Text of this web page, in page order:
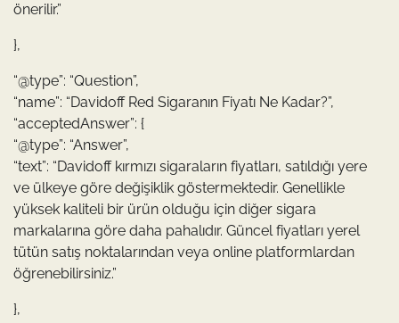
önerilir.”
},
“@type”: “Question”,
“name”: “Davidoff Red Sigaranın Fiyatı Ne Kadar?”,
“acceptedAnswer”: {
“@type”: “Answer”,
“text”: “Davidoff kırmızı sigaraların fiyatları, satıldığı yere
ve ülkeye göre değişiklik göstermektedir. Genellikle
yüksek kaliteli bir ürün olduğu için diğer sigara
markalarına göre daha pahalıdır. Güncel fiyatları yerel
tütün satış noktalarından veya online platformlardan
öğrenebilirsiniz.”
},